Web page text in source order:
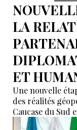
LA
ET
Une nouvelle
des réalités
Caucase du Sud